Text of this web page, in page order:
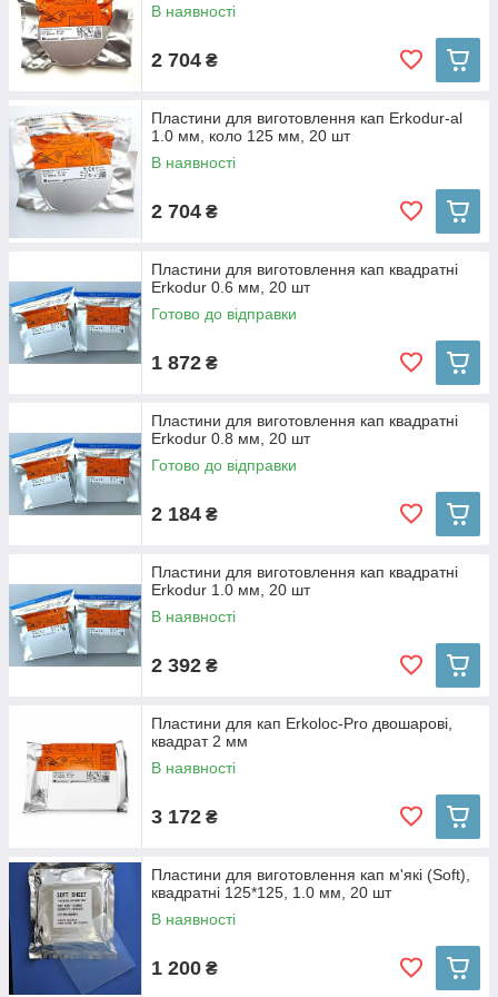
В наявності
2 704 ₴
Пластини для виготовлення кап Erkodur-al
1.0 мм, коло 125 мм, 20 шт
В наявності
2 704 ₴
Пластини для виготовлення кап квадратні
Erkodur 0.6 мм, 20 шт
Готово до відправки
1 872 ₴
Пластини для виготовлення кап квадратні
Erkodur 0.8 мм, 20 шт
Готово до відправки
2 184 ₴
Пластини для виготовлення кап квадратні
Erkodur 1.0 мм, 20 шт
В наявності
2 392 ₴
Пластини для кап Erkoloc-Pro двошарові,
квадрат 2 мм
В наявності
3 172 ₴
Пластини для виготовлення кап м'які (Soft),
квадратні 125*125, 1.0 мм, 20 шт
В наявності
1 200 ₴